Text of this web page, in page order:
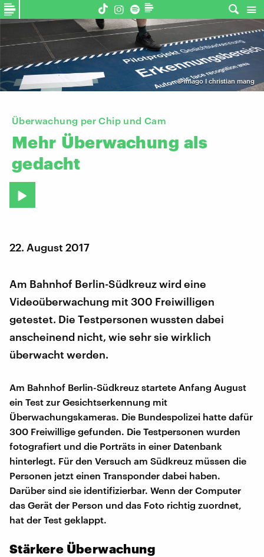
©imago I christian mang
Überwachung per Chip und Cam
Mehr Überwachung als
gedacht
22. August 2017
Am Bahnhof Berlin-Südkreuz wird eine
Videoüberwachung mit 300 Freiwilligen
getestet. Die Testpersonen wussten dabei
anscheinend nicht, wie sehr sie wirklich
überwacht werden.
Am Bahnhof Berlin-Südkreuz startete Anfang August
ein Test zur Gesichtserkennung mit
Überwachungskameras. Die Bundespolizei hatte dafür
300 Freiwillige gefunden. Die Testpersonen wurden
fotografiert und die Porträts in einer Datenbank
hinterlegt. Für den Versuch am Südkreuz müssen die
Personen jetzt einen Transponder dabei haben.
Darüber sind sie identifizierbar. Wenn der Computer
das Gerät der Person und das Foto richtig zuordnet,
hat der Test geklappt.
Stärkere Überwachung